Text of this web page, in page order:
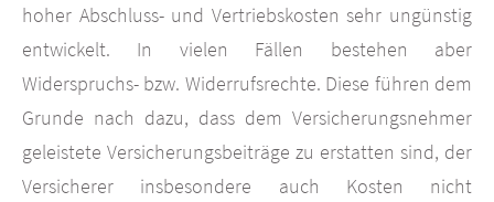
hoher Abschluss- und Vertriebskosten sehr ungünstig
entwickelt. In vielen Fällen bestehen aber
Widerspruchs- bzw. Widerrufsrechte. Diese führen dem
Grunde nach dazu, dass dem Versicherungsnehmer
geleistete Versicherungsbeiträge zu erstatten sind, der
Versicherer insbesondere auch Kosten nicht